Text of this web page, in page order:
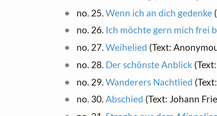
no. 25. Wenn ich an dich gedenke
no. 26. Ich möchte gern mich frei
no. 27. Weihelied (Text:
no. 28. Der schönste Anblick
no. 29. Wanderers Nachtlied
no. 30. Abschied (Text: Johann